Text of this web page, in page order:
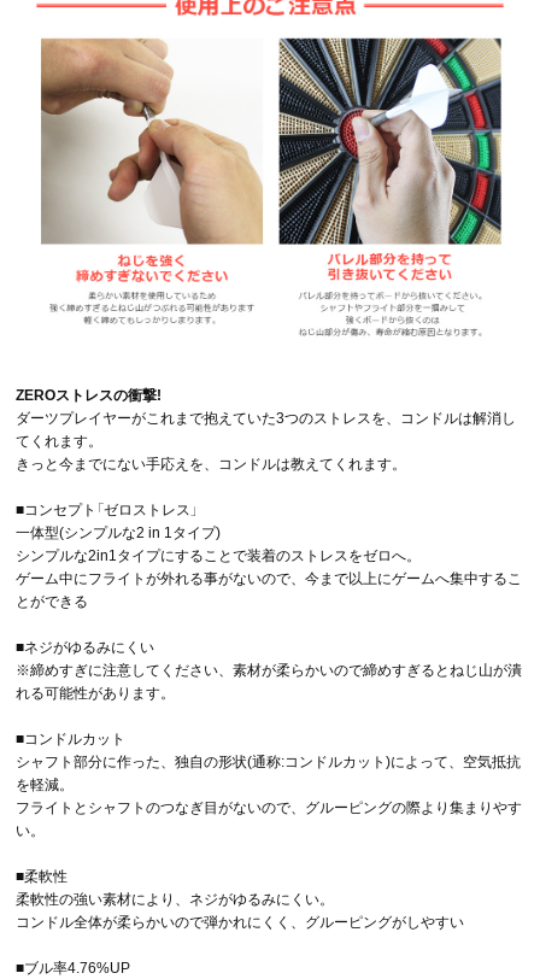
ZEROストレスの衝撃!
ダーツプレイヤーがこれまで抱えていた3つのストレスを、コンドルは解消し
てくれます。
きっと今までにない手応えを、コンドルは教えてくれます。
■コンセプト「ゼロストレス」
一体型(シンプルな2 in 1タイプ)
シンプルな2in1タイプにすることで装着のストレスをゼロへ。
ゲーム中にフライトが外れる事がないので、今まで以上にゲームへ集中するこ
とができる
■ネジがゆるみにくい
※締めすぎに注意してください、素材が柔らかいので締めすぎるとねじ山が潰
れる可能性があります。
■コンドルカット
シャフト部分に作った、独自の形状(通称:コンドルカット)によって、空気抵抗
を軽減。
フライトとシャフトのつなぎ目がないので、グルーピングの際より集まりやす
い。
■柔軟性
柔軟性の強い素材により、ネジがゆるみにくい。
コンドル全体が柔らかいので弾かれにくく、グルーピングがしやすい
■ブル率4.76%UP